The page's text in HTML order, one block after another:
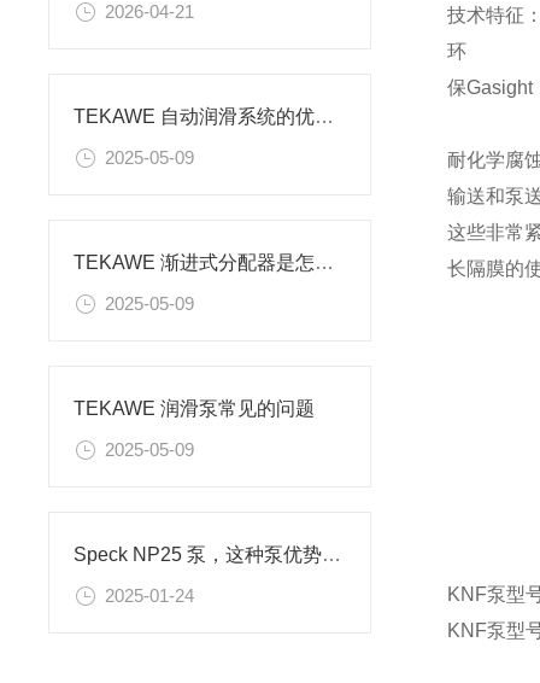
2026-04-21
TEKAWE 自动润滑系统的优势都有哪些？
2025-05-09
TEKAWE 渐进式分配器是怎么样设计的
2025-05-09
TEKAWE 润滑泵常见的问题
2025-05-09
Speck NP25 泵，这种泵优势在哪
2025-01-24
技术特征
环
保Gasight
耐化学腐
输送和泵
这些非常
长隔膜的
KNF泵型
KNF泵型